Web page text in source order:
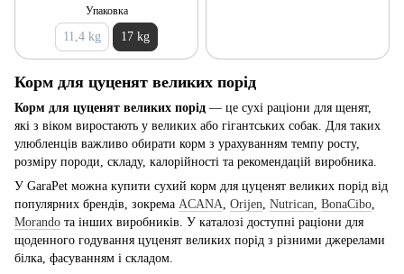
Упаковка
11,4 kg 17 kg
Корм для цуценят великих порід
Корм для цуценят великих порід — це сухі раціони для щенят,
які з віком виростають у великих або гігантських собак. Для таких
улюбленців важливо обирати корм з урахуванням темпу росту,
розміру породи, складу, калорійності та рекомендацій виробника.
У GaraPet можна купити сухий корм для цуценят великих порід від
популярних брендів, зокрема ACANA, Orijen, Nutrican, BonaCibo,
Morando та інших виробників. У каталозі доступні раціони для
щоденного годування цуценят великих порід з різними джерелами
білка, фасуванням і складом.